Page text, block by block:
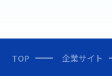
TOP 企業サイト